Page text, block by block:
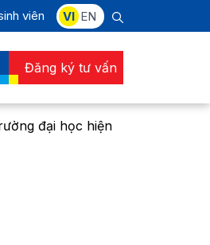
viên VI EN
Đăng ký tư vấn
đại học hiện